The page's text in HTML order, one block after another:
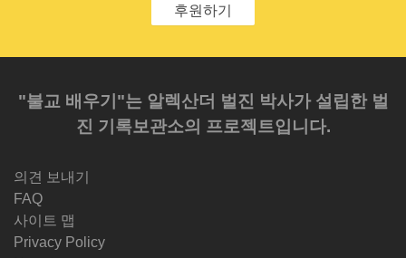
후원하기
"불교 배우기"는 알렉산더 벌진 박사가 설립한 벌
진 기록보관소의 프로젝트입니다.
의견 보내기
FAQ
사이트 맵
Privacy Policy